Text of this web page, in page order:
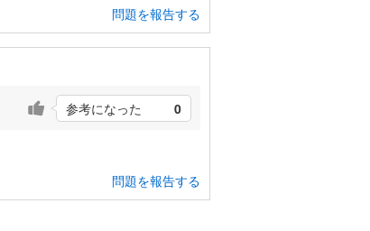
問題を報告する
参考になった 0
問題を報告する